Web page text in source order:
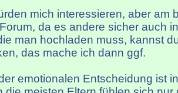
mich interessieren, aber am
da es andere sicher auch
man hochladen muss, kannst
das mache ich dann ggf.
emotionalen Entscheidung ist